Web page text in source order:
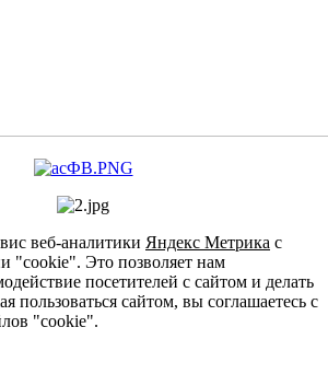
веб-аналитики Яндекс Метрика с
"cookie". Это позволяет нам
посетителей с сайтом и делать
пользоваться сайтом, вы соглашаетесь с
"cookie".